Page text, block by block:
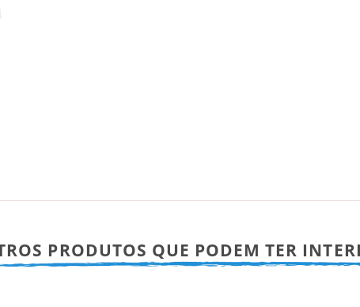
PRODUTOS QUE PODEM TER